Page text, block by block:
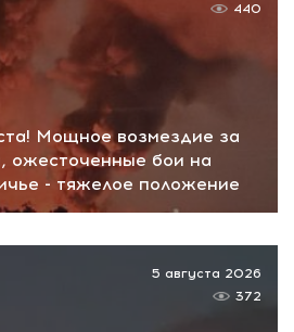
Мощное возмездие за
ожесточенные бои на
- тяжелое положение
440
5 августа 2026
372